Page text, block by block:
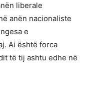
liberale
anën nacionaliste
e
Ai është forca
të tij ashtu edhe në